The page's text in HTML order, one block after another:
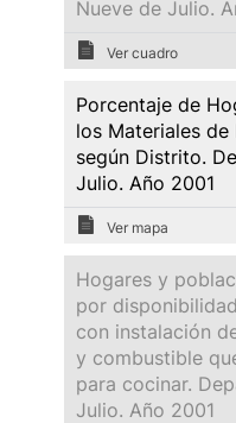
Nueve de Julio.
Ver cuadro
Porcentaje de
los Materiales de
según Distrito.
Julio. Año 2001
Ver mapa
Hogares y
por
con instalación
y combustible
para cocinar.
Julio. Año 2001